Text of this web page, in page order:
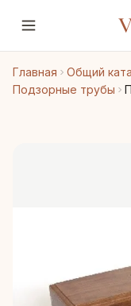
Главная Общий
Подзорные трубы